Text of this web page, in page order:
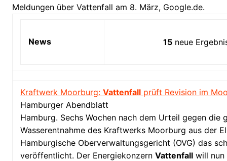
Meldungen über Vattenfall am 8. März, Google.de.
News 15neue
Kraftwerk Moorburg: Vattenfallprüft Revision im
Hamburger Abendblatt
Hamburg. Sechs Wochen nach dem Urteil gegen die
Wasserentnahme des Kraftwerks Moorburg aus der
Hamburgische Oberverwaltungsgericht (OVG) das
veröffentlicht. Der Energiekonzern Vattenfallwill nun